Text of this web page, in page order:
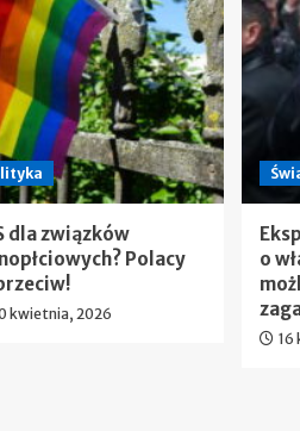
dla związków
Polacy
kwietnia, 2026
o
16